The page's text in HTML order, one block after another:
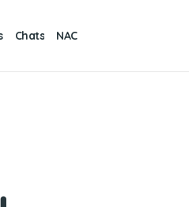
Chats NAC